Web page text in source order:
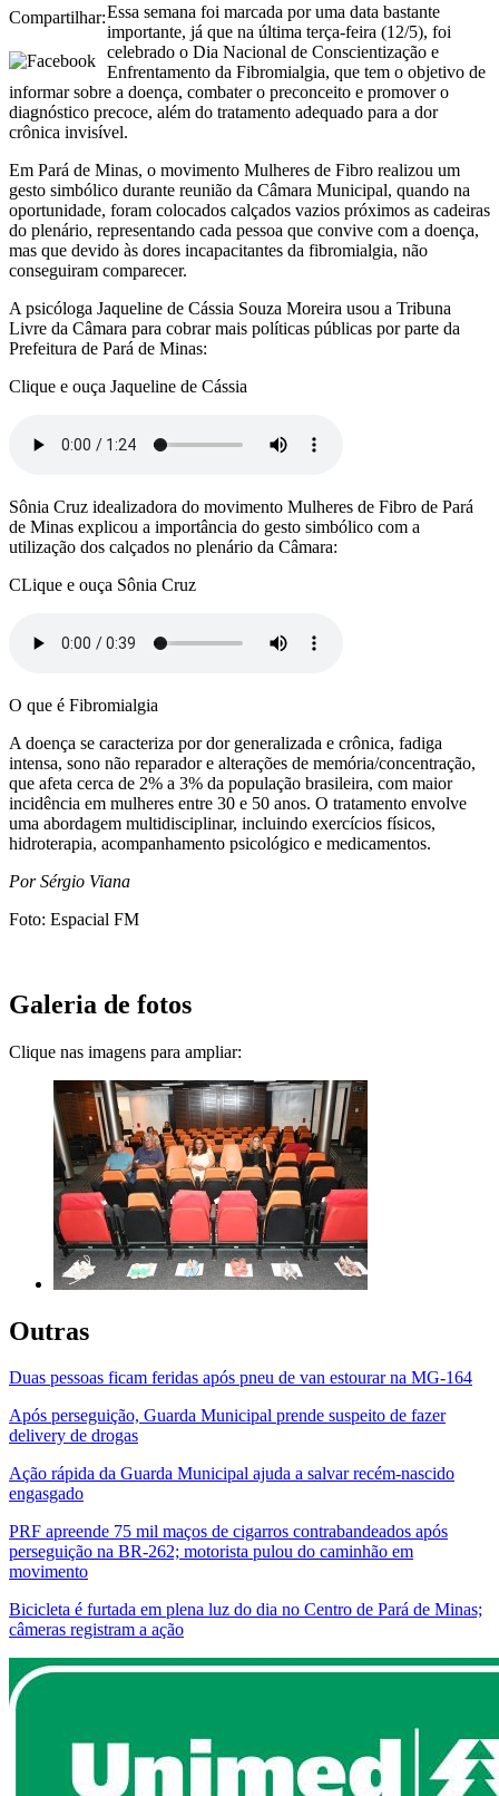
Compartilhar:Essa semana foi marcada por uma data bastante
importante, já que na última terça-feira (12/5), foi
celebrado o Dia Nacional de Conscientização e
Enfrentamento da Fibromialgia, que tem o objetivo de
informar sobre a doença, combater o preconceito e promover o
diagnóstico precoce, além do tratamento adequado para a dor
crônica invisível.
Em Pará de Minas, o movimento Mulheres de Fibro realizou um
gesto simbólico durante reunião da Câmara Municipal, quando na
oportunidade, foram colocados calçados vazios próximos as cadeiras
do plenário, representando cada pessoa que convive com a doença,
mas que devido às dores incapacitantes da fibromialgia, não
conseguiram comparecer.
A psicóloga Jaqueline de Cássia Souza Moreira usou a Tribuna
Livre da Câmara para cobrar mais políticas públicas por parte da
Prefeitura de Pará de Minas:
Clique e ouça Jaqueline de Cássia
Sônia Cruz idealizadora do movimento Mulheres de Fibro de Pará
de Minas explicou a importância do gesto simbólico com a
utilização dos calçados no plenário da Câmara:
CLique e ouça Sônia Cruz
O que é Fibromialgia
A doença se caracteriza por dor generalizada e crônica, fadiga
intensa, sono não reparador e alterações de memória/concentração,
que afeta cerca de 2% a 3% da população brasileira, com maior
incidência em mulheres entre 30 e 50 anos. O tratamento envolve
uma abordagem multidisciplinar, incluindo exercícios físicos,
hidroterapia, acompanhamento psicológico e medicamentos.
Por Sérgio Viana
Foto: Espacial FM
Galeria de fotos
Clique nas imagens para ampliar:
Outras
Duas pessoas ficam feridas após pneu de van estourar na MG-164
Após perseguição, Guarda Municipal prende suspeito de fazer
delivery de drogas
Ação rápida da Guarda Municipal ajuda a salvar recém-nascido
engasgado
PRF apreende 75 mil maços de cigarros contrabandeados após
perseguição na BR-262; motorista pulou do caminhão em
movimento
Bicicleta é furtada em plena luz do dia no Centro de Pará de Minas;
câmeras registram a ação